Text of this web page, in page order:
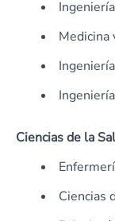
Medicina
Ciencias de la
Ciencias